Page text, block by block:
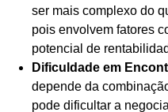
ser mais complexo do
pois envolvem fatores
potencial de
Dificuldade em
depende da
pode dificultar a